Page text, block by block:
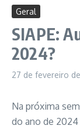
Geral
SIAPE:
2024?
27 de fevereiro
Na próxima
do ano de